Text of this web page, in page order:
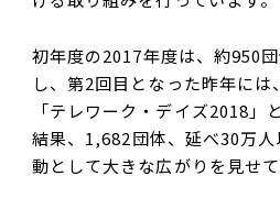
初年度の2017年度は、約950
し、第2回目となった昨年には
「テレワーク・デイズ2018」
結果、1,682団体、延べ30万
動として大きな広がりを見せて